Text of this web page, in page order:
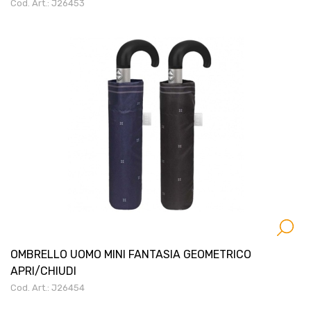
Cod. Art.: J26453
OMBRELLO UOMO MINI FANTASIA GEOMETRICO
APRI/CHIUDI
Cod. Art.: J26454